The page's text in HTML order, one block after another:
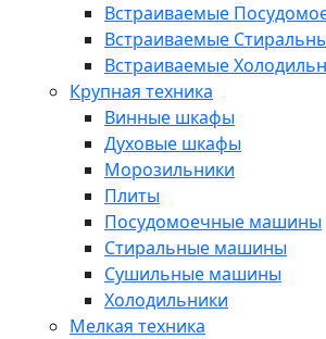
Встраиваемые
Встраиваемые
Встраиваемые
Крупная техника
Винные шкафы
Духовые шкафы
Морозильники
Плиты
Посудомоечные машины
Стиральные машины
Сушильные машины
Холодильники
Мелкая техника